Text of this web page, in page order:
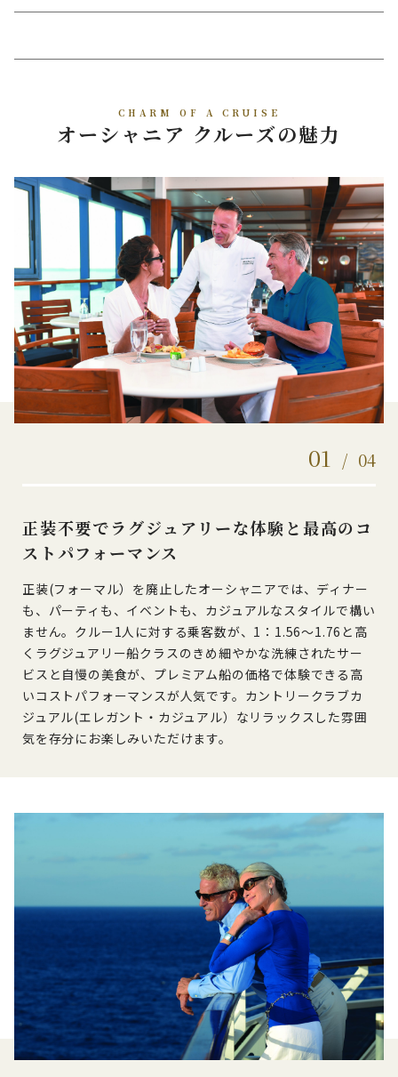
CHARM OF A CRUISE
オーシャニア クルーズの魅力
01 / 04
正装不要でラグジュアリーな体験と最高のコ
ストパフォーマンス
正装(フォーマル）を廃止したオーシャニアでは、ディナー
も、パーティも、イベントも、カジュアルなスタイルで構い
ません。クルー1人に対する乗客数が、1：1.56～1.76と高
くラグジュアリー船クラスのきめ細やかな洗練されたサー
ビスと自慢の美食が、プレミアム船の価格で体験できる高
いコストパフォーマンスが人気です。カントリークラブカ
ジュアル(エレガント・カジュアル）なリラックスした雰囲
気を存分にお楽しみいただけます。